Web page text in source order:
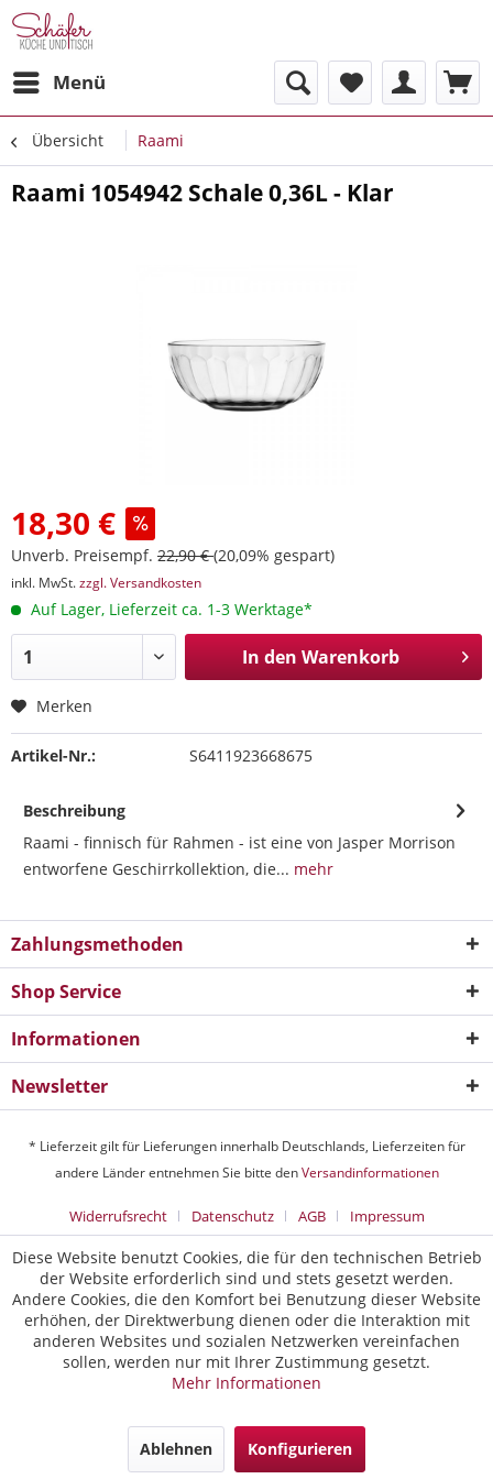
Menü
Übersicht Raami
Raami 1054942 Schale 0,36L - Klar
18,30 €
Unverb. Preisempf. 22,90 €(20,09% gespart)
inkl. MwSt.zzgl. Versandkosten
Auf Lager, Lieferzeit ca. 1-3 Werktage*
In den Warenkorb
Merken
Artikel-Nr.: S6411923668675
Beschreibung
Raami - finnisch für Rahmen - ist eine von Jasper Morrison
entworfene Geschirrkollektion, die... mehr
Zahlungsmethoden
Shop Service
Informationen
Newsletter
* Lieferzeit gilt für Lieferungen innerhalb Deutschlands, Lieferzeiten für
andere Länder entnehmen Sie bitte denVersandinformationen
Widerrufsrecht Datenschutz AGB Impressum
Diese Website benutzt Cookies, die für den technischen Betrieb
der Website erforderlich sind und stets gesetzt werden.
Andere Cookies, die den Komfort bei Benutzung dieser Website
erhöhen, der Direktwerbung dienen oder die Interaktion mit
anderen Websites und sozialen Netzwerken vereinfachen
sollen, werden nur mit Ihrer Zustimmung gesetzt.
Mehr Informationen
Ablehnen Konfigurieren